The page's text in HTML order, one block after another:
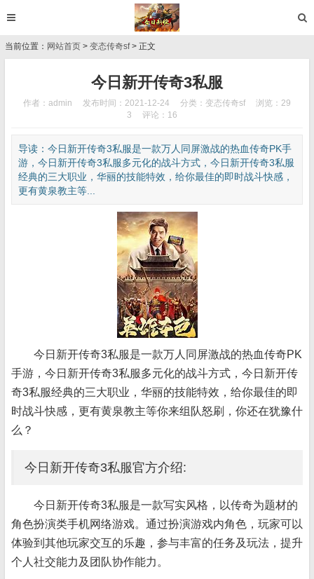
当前位置： 网站首页 > 变态传奇sf> 正文
今日新开传奇3私服
作者：admin 发布时间：2021-12-24 分类： 变态传奇sf
浏览：29
3
评论：16
导读：今日新开传奇3私服是一款万人同屏激战的热血传奇PK手
游，今日新开传奇3私服多元化的战斗方式，今日新开传奇3私服
经典的三大职业，华丽的技能特效，给你最佳的即时战斗快感，
更有黄泉教主等...
今日新开传奇3私服是一款万人同屏激战的热血传奇PK
手游，今日新开传奇3私服多元化的战斗方式，今日新开传
奇3私服经典的三大职业，华丽的技能特效，给你最佳的即
时战斗快感，更有黄泉教主等你来组队怒刷，你还在犹豫什
么？
今日新开传奇3私服官方介绍:
今日新开传奇3私服是一款写实风格，以传奇为题材的
角色扮演类手机网络游戏。通过扮演游戏内角色，玩家可以
体验到其他玩家交互的乐趣，参与丰富的任务及玩法，提升
个人社交能力及团队协作能力。